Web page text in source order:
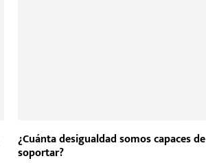
¿Cuánta desigualdad somos capaces de
soportar?